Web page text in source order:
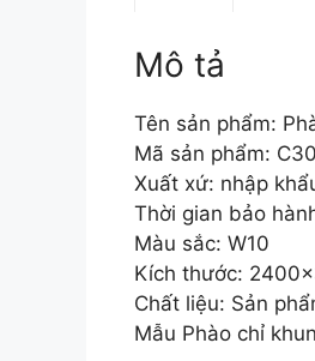
Mô tả
Tên sản phẩm:
Mã sản phẩm:
Xuất xứ: nhập
Thời gian bảo
Màu sắc: W10
Kích thước:
Chất liệu: Sản
Mẫu Phào chỉ